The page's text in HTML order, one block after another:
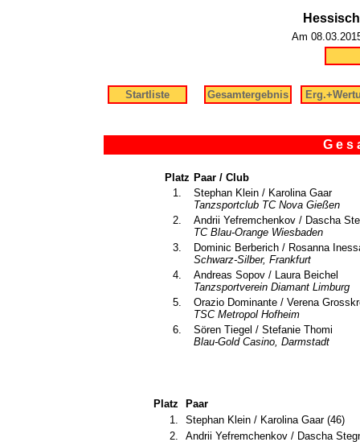
Am
Startliste Gesamtergebnis
G e s
Platz Paar / Club
1.
Stephan Klein / Karolina Gaar
Tanzsportclub TC Nova Gießen
2.
Andrii Yefremchenkov / Dascha
TC Blau-Orange Wiesbaden
3.
Dominic Berberich / Rosanna
Schwarz-Silber, Frankfurt
4.
Andreas Sopov / Laura Beichel
Tanzsportverein Diamant Limburg
5.
Orazio Dominante / Verena
TSC Metropol Hofheim
6.
Sören Tiegel / Stefanie Thomi
Blau-Gold Casino, Darmstadt
Platz
Paar
1.
Stephan Klein / Karolina Gaar (46)
2.
Andrii Yefremchenkov / Dascha